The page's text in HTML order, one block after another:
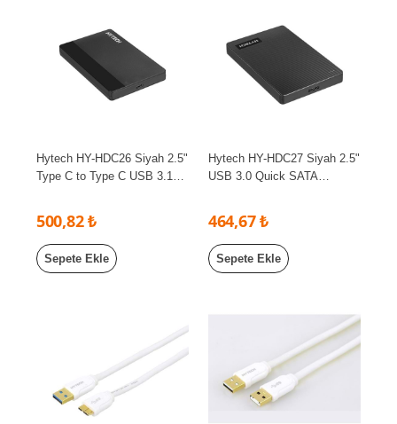
Hytech HY-HDC26 Siyah 2.5"
Type C to Type C USB 3.1
500,82 ₺
Sepete Ekle
Hytech HY-HDC27 Siyah 2.5"
USB 3.0 Quick SATA
464,67 ₺
Sepete Ekle